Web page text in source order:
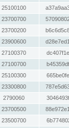
25100100
23700700
23700200
23900600
27100370
27100700
25100300
23300800
2790060
23700500
23500700